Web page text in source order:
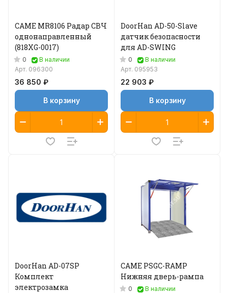
CAME MR8106 Радар СВЧ
однонаправленный
(818XG-0017)
0
В наличии
Арт. 096300
36 850 ₽
В корзину
DoorHan AD-50-Slave
датчик безопасности
для AD-SWING
0
В наличии
Арт. 095953
22 903 ₽
В корзину
DoorHan AD-07SP
Комплект
электрозамка
CAME PSGC-RAMP
Нижняя дверь-рампа
0 В наличии